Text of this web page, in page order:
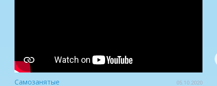
Самозанятые 05.10.2020